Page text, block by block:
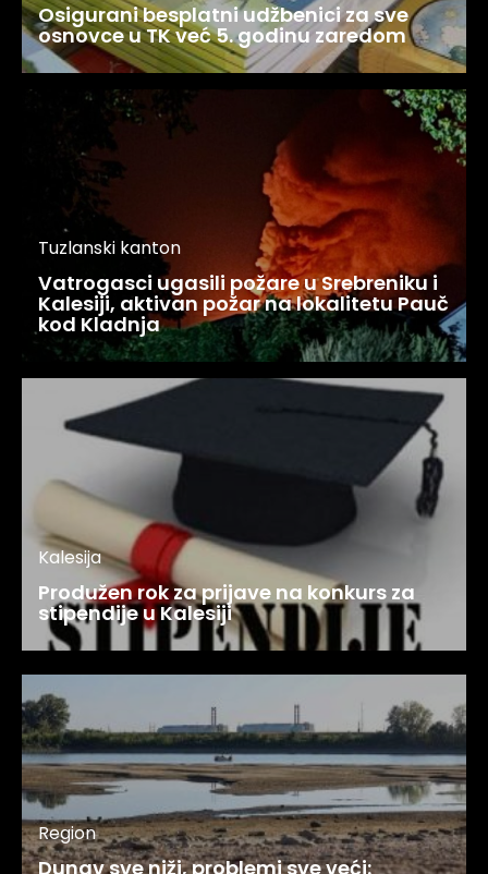
Osigurani besplatni udžbenici za sve
osnovce u TK već 5. godinu zaredom
Tuzlanski kanton
Vatrogasci ugasili požare u Srebreniku i
Kalesiji, aktivan požar na lokalitetu Pauč
kod Kladnja
Kalesija
Produžen rok za prijave na konkurs za
stipendije u Kalesiji
Region
Dunav sve niži, problemi sve veći: